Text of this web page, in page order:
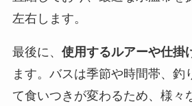
左右します。
最後に、 使用するルアーや仕掛
ます。バスは季節や時間帯、釣
て食いつきが変わるため、様々